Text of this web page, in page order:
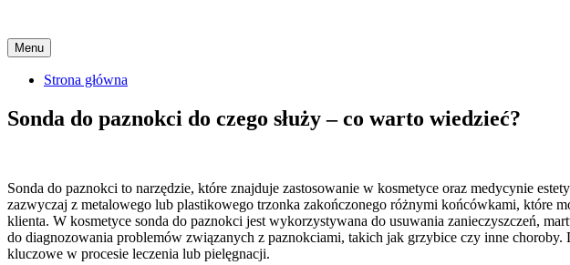
Menu Skip
to
content
Strona główna
Sonda do paznokci do czego służy – co warto wiedzieć?
Sonda do paznokci to narzędzie, które znajduje zastosowanie w kosmetyce oraz medycynie
zazwyczaj z metalowego lub plastikowego trzonka zakończonego różnymi końcówkami, które
klienta. W kosmetyce sonda do paznokci jest wykorzystywana do usuwania zanieczyszczeń,
do diagnozowania problemów związanych z paznokciami, takich jak grzybice czy inne
kluczowe w procesie leczenia lub pielęgnacji.